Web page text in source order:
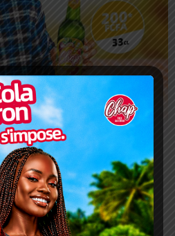
tire la sonnette d’alarme
consultez la liste officielle des